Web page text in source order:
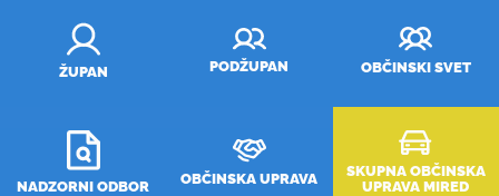
ŽUPAN PODŽUPAN OBČINSKI SVET
NADZORNI ODBOR OBČINSKA UPRAVA
SKUPNA OBČINSKA
UPRAVA MIRED